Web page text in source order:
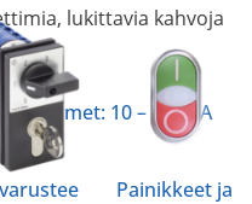
Painikkeet ja
lukittavia kahvoja
kytkimet: 10 – 2400 A